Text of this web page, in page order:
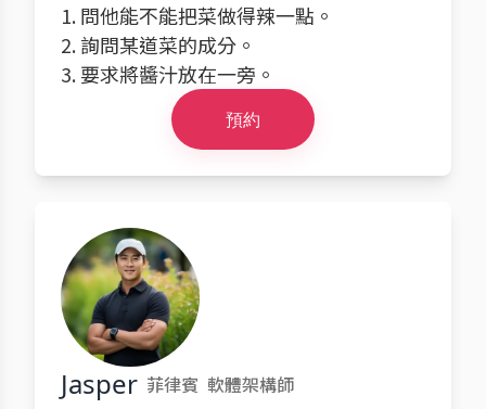
1. 問他能不能把菜做得辣一點。
2. 詢問某道菜的成分。
3. 要求將醬汁放在一旁。
預約
Jasper 菲律賓 軟體架構師